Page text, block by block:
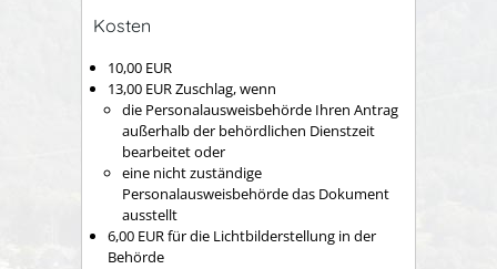
Kosten
10,00 EUR
13,00 EUR Zuschlag, wenn
die Personalausweisbehörde Ihren Antrag
außerhalb der behördlichen Dienstzeit
bearbeitet oder
eine nicht zuständige
Personalausweisbehörde das Dokument
ausstellt
6,00 EUR für die Lichtbilderstellung in der
Behörde